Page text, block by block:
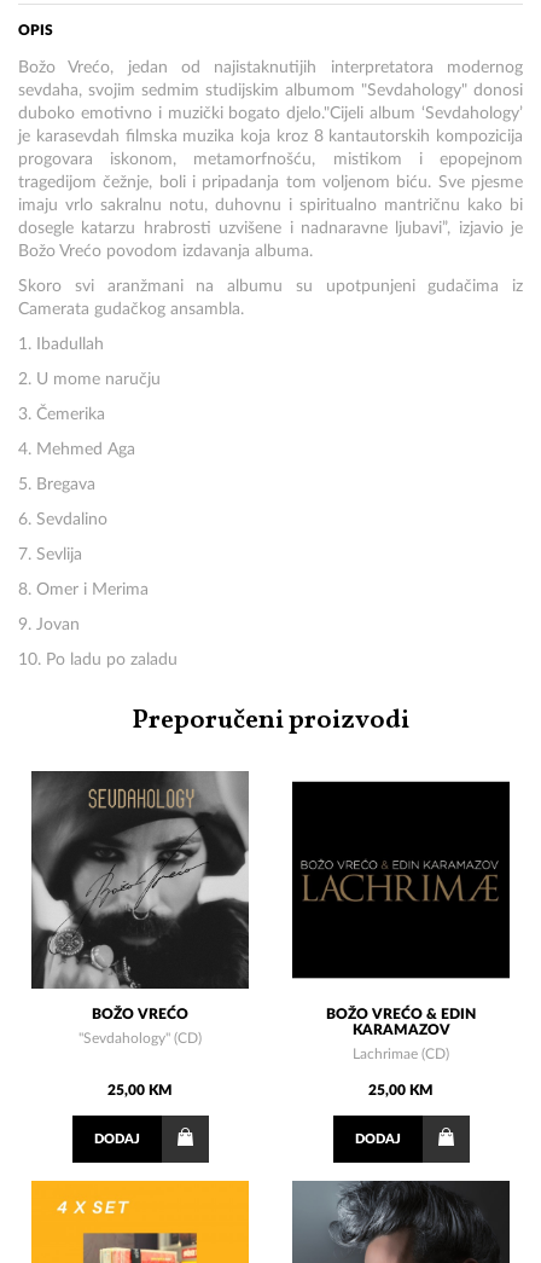
OPIS
Božo Vrećo, jedan od najistaknutijih interpretatora modernog
sevdaha, svojim sedmim studijskim albumom "Sevdahology" donosi
duboko emotivno i muzički bogato djelo."Cijeli album ‘Sevdahology’
je karasevdah filmska muzika koja kroz 8 kantautorskih kompozicija
progovara iskonom, metamorfnošću, mistikom i epopejnom
tragedijom čežnje, boli i pripadanja tom voljenom biću. Sve pjesme
imaju vrlo sakralnu notu, duhovnu i spiritualno mantričnu kako bi
dosegle katarzu hrabrosti uzvišene i nadnaravne ljubavi”, izjavio je
Božo Vrećo povodom izdavanja albuma.
Skoro svi aranžmani na albumu su upotpunjeni gudačima iz
Camerata gudačkog ansambla.
1. Ibadullah
2. U mome naručju
3. Čemerika
4. Mehmed Aga
5. Bregava
6. Sevdalino
7. Sevlija
8. Omer i Merima
9. Jovan
10. Po ladu po zaladu
Preporučeni proizvodi
BOŽO VREĆO
"Sevdahology" (CD)
25,00 KM
DODAJ
BOŽO VREĆO & EDIN
KARAMAZOV
Lachrimae (CD)
25,00 KM
DODAJ